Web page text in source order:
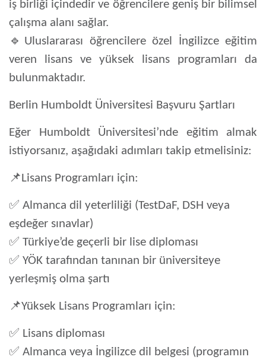
iş birliği içindedir ve öğrencilere geniş bir bilimsel
çalışma alanı sağlar.
🔹 Uluslararası öğrencilere özel İngilizce eğitim
veren lisans ve yüksek lisans programları da
bulunmaktadır.
Berlin Humboldt Üniversitesi Başvuru Şartları
Eğer Humboldt Üniversitesi’nde eğitim almak
istiyorsanız, aşağıdaki adımları takip etmelisiniz:
📌Lisans Programları için:
✅ Almanca dil yeterliliği (TestDaF, DSH veya
eşdeğer sınavlar)
✅ Türkiye’de geçerli bir lise diploması
✅ YÖK tarafından tanınan bir üniversiteye
yerleşmiş olma şartı
📌Yüksek Lisans Programları için:
✅ Lisans diploması
✅ Almanca veya İngilizce dil belgesi (programın